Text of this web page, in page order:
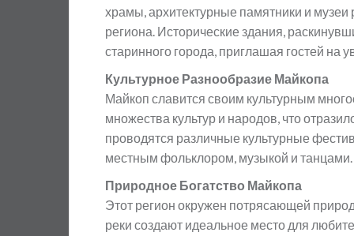
храмы, архитектурные памятники и музеи
региона. Исторические здания,
старинного города, приглашая гостей на
Культурное Разнообразие Майкопа
Майкоп славится своим культурным
множества культур и народов, что
проводятся различные культурные
местным фольклором, музыкой и танцами.
Природное Богатство Майкопа
Этот регион окружен потрясающей
реки создают идеальное место для